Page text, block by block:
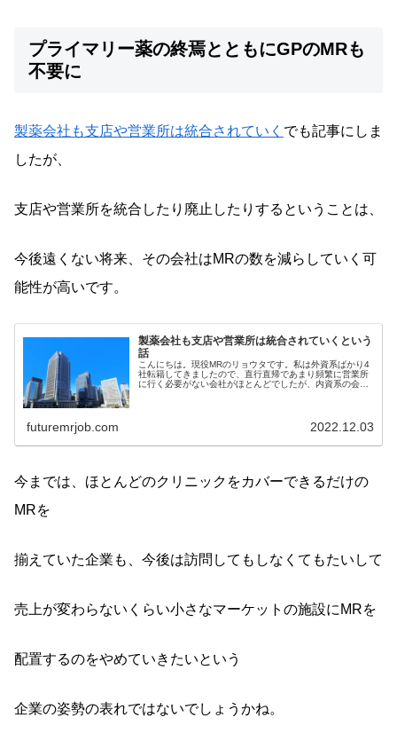
プライマリー薬の終焉とともにGPのMRも
不要に
製薬会社も支店や営業所は統合されていく でも記事にしま
したが、
支店や営業所を統合したり廃止したりするということは、
今後遠くない将来、その会社はMRの数を減らしていく可
能性が高いです。
製薬会社も支店や営業所は統合されていくという
話
こんにちは。現役MRのリョウタです。私は外資系ばかり4
社転籍してきましたので、直行直帰であまり頻繁に営業所
に行く必要がない会社がほとんどでしたが、内資系の会社
futuremrjob.com 2022.12.03
今までは、ほとんどのクリニックをカバーできるだけの
MRを
揃えていた企業も、今後は訪問してもしなくてもたいして
売上が変わらないくらい小さなマーケットの施設にMRを
配置するのをやめていきたいという
企業の姿勢の表れではないでしょうかね。